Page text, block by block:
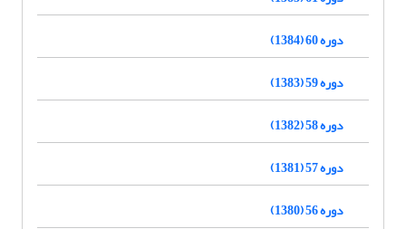
دوره 60 (1384)
دوره 59 (1383)
دوره 58 (1382)
دوره 57 (1381)
دوره 56 (1380)